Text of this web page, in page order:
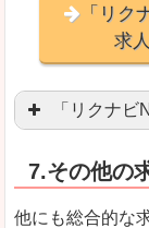
「リク
求
「リクナ
良いところ
7.その他の
他にも総合的な